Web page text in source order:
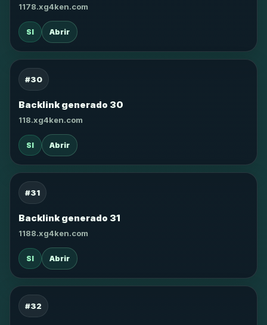
1178.xg4ken.com
SI Abrir
#30
Backlink generado 30
118.xg4ken.com
SI Abrir
#31
Backlink generado 31
1188.xg4ken.com
SI Abrir
#32